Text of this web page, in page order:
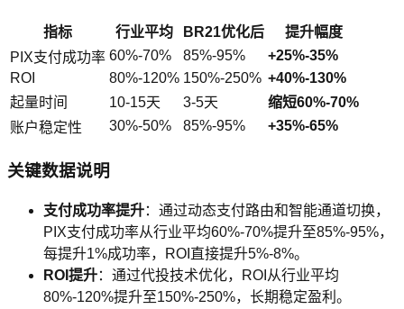
指标 行业平均 BR21优化后
提升幅度
PIX支付成功率 60%-70% 85%-95%
+25%-35%
ROI
80%-120% 150%-250% +40%-130%
起量时间
10-15天 3-5天
缩短60%-70%
账户稳定性
30%-50% 85%-95% +35%-65%
关键数据说明
支付成功率提升：通过动态支付路由和智能通道切换，
PIX支付成功率从行业平均60%-70%提升至85%-95%，
每提升1%成功率，ROI直接提升5%-8%。
ROI提升：通过代投技术优化，ROI从行业平均
80%-120%提升至150%-250%，长期稳定盈利。